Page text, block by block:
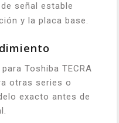
señal estable
y la placa base.
Toshiba TECRA
otras series o
exacto antes de